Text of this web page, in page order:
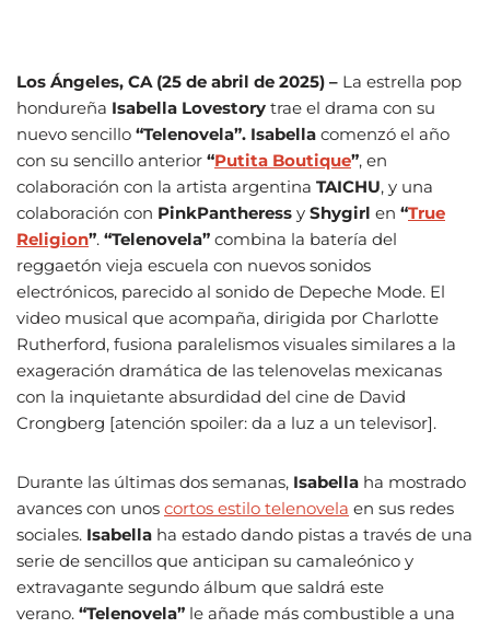
Los Ángeles, CA (25 de abril de 2025) – La estrella pop
hondureña Isabella Lovestory trae el drama con su
nuevo sencillo “Telenovela”. Isabella comenzó el año
con su sencillo anterior “Putita Boutique”, en
colaboración con la artista argentina TAICHU, y una
colaboración con PinkPantheress y Shygirl en “True
Religion”. “Telenovela” combina la batería del
reggaetón vieja escuela con nuevos sonidos
electrónicos, parecido al sonido de Depeche Mode. El
video musical que acompaña, dirigida por Charlotte
Rutherford, fusiona paralelismos visuales similares a la
exageración dramática de las telenovelas mexicanas
con la inquietante absurdidad del cine de David
Crongberg [atención spoiler: da a luz a un televisor].
Durante las últimas dos semanas, Isabella ha mostrado
avances con unos cortos estilo telenovela en sus redes
sociales. Isabella ha estado dando pistas a través de una
serie de sencillos que anticipan su camaleónico y
extravagante segundo álbum que saldrá este
verano. “Telenovela” le añade más combustible a una